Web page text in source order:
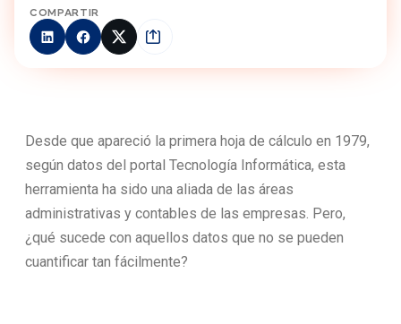
COMPARTIR
Desde que apareció la primera hoja de cálculo en 1979,
según datos del portal Tecnología Informática, esta
herramienta ha sido una aliada de las áreas
administrativas y contables de las empresas. Pero,
¿qué sucede con aquellos datos que no se pueden
cuantificar tan fácilmente?